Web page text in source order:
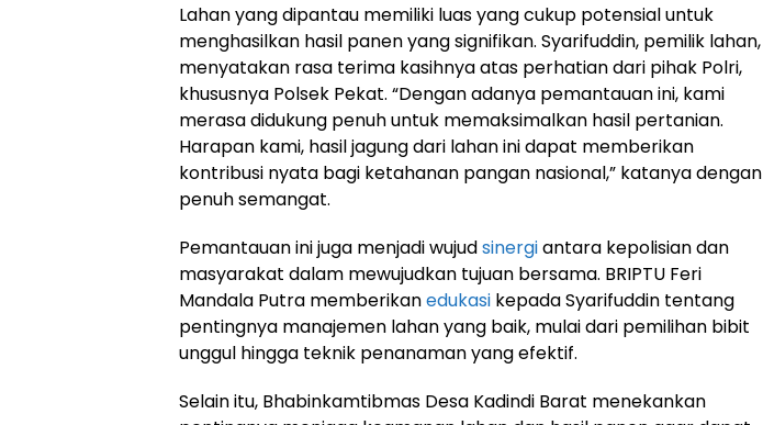
Lahan yang dipantau memiliki luas yang cukup potensial untuk
menghasilkan hasil panen yang signifikan. Syarifuddin, pemilik lahan,
menyatakan rasa terima kasihnya atas perhatian dari pihak Polri,
khususnya Polsek Pekat. “Dengan adanya pemantauan ini, kami
merasa didukung penuh untuk memaksimalkan hasil pertanian.
Harapan kami, hasil jagung dari lahan ini dapat memberikan
kontribusi nyata bagi ketahanan pangan nasional,” katanya dengan
penuh semangat.
Pemantauan ini juga menjadi wujudsinergiantara kepolisian dan
masyarakat dalam mewujudkan tujuan bersama. BRIPTU Feri
Mandala Putra memberikanedukasi kepada Syarifuddin tentang
pentingnya manajemen lahan yang baik, mulai dari pemilihan bibit
unggul hingga teknik penanaman yang efektif.
Selain itu, Bhabinkamtibmas Desa Kadindi Barat menekankan